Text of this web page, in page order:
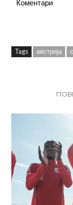
Коментари
Tags австрија